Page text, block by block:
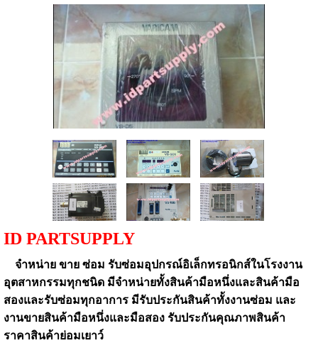
ID PARTSUPPLY
จำหน่าย ขาย ซ่อม รับซ่อมอุปกรณ์อิเล็กทรอนิกส์ในโรงงาน
อุตสาหกรรมทุกชนิดมีจำหน่ายทั้งสินค้ามือหนึ่งและสินค้ามือ
สองและรับซ่อมทุกอาการมีรับประกันสินค้าทั้งงานซ่อม และ
งานขายสินค้ามือหนึ่งและมือสองรับประกันคุณภาพสินค้า
ราคาสินค้าย่อมเยาว์